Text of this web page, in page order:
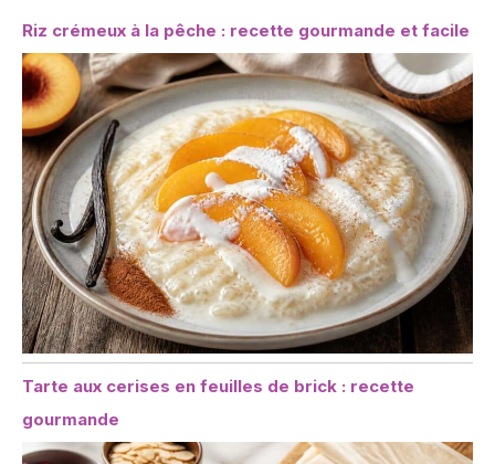
Riz crémeux à la pêche : recette gourmande et facile
Tarte aux cerises en feuilles de brick : recette
gourmande